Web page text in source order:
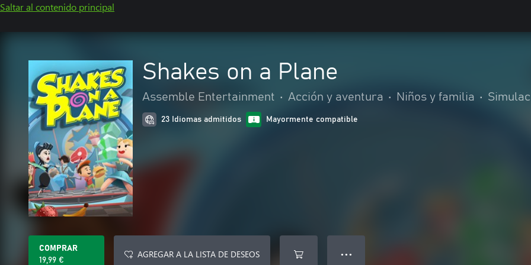
Saltar al contenido principal
Shakes on a Plane
Assemble Entertainment • Acción y aventura • Niños y familia •
23 Idiomas admitidos Mayormente compatible
COMPRAR
19,99 €
AGREGAR A LA LISTA DE DESEOS ● ● ●